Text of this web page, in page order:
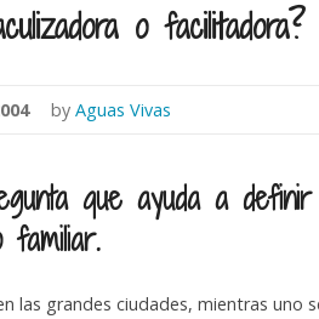
o facilitadora?
by Aguas Vivas
que ayuda a
familiar.
las grandes ciudades, mientras uno